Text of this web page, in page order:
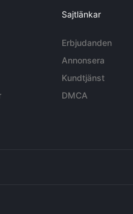
Sajtlänkar
Erbjudanden
Annonsera
Kundtjänst
DMCA